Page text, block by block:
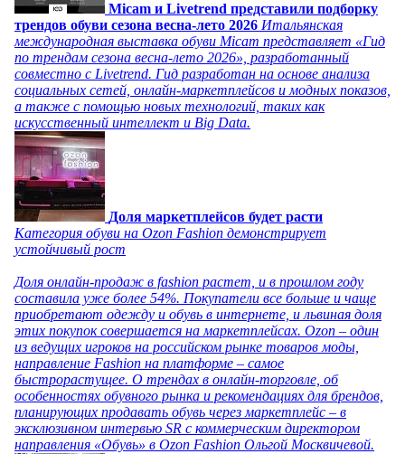
Micam и Livetrend представили подборку
трендов обуви сезона весна-лето 2026 Итальянская
международная выставка обуви Micam представляет «Гид
по трендам сезона весна-лето 2026», разработанный
совместно с Livetrend. Гид разработан на основе анализа
социальных сетей, онлайн-маркетплейсов и модных показов,
а также с помощью новых технологий, таких как
искусственный интеллект и Big Data.
Доля маркетплейсов будет расти
Категория обуви на Ozon Fashion демонстрирует
устойчивый рост
Доля онлайн-продаж в fashion растет, и в прошлом году
составила уже более 54%. Покупатели все больше и чаще
приобретают одежду и обувь в интернете, и львиная доля
этих покупок совершается на маркетплейсах. Ozon – один
из ведущих игроков на российском рынке товаров моды,
направление Fashion на платформе – самое
быстрорастущее. О трендах в онлайн-торговле, об
особенностях обувного рынка и рекомендациях для брендов,
планирующих продавать обувь через маркетплейс – в
эксклюзивном интервью SR с коммерческим директором
направления «Обувь» в Ozon Fashion Ольгой Москвичевой.